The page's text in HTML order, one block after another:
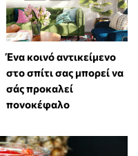
Ένα κοινό αντικείμενο
στο σπίτι σας μπορεί να
σάς προκαλεί
πονοκέφαλο